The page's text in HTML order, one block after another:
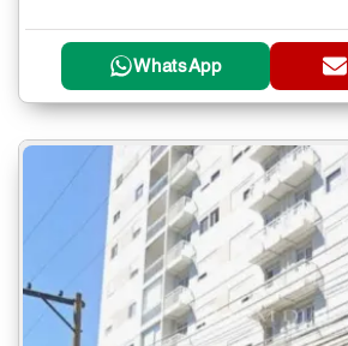
WhatsApp